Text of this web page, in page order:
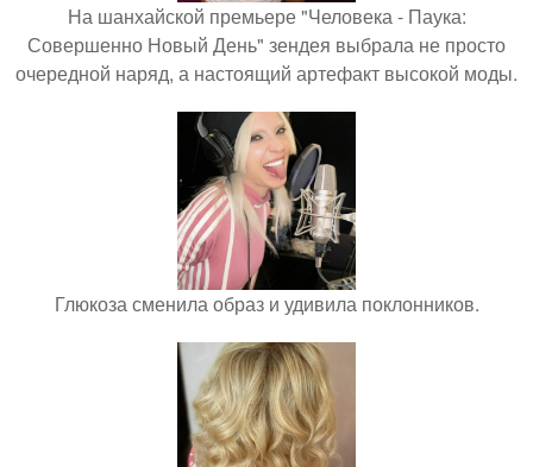
На шанхайской премьере "Человека - Паука:
Совершенно Новый День" зендея выбрала не просто
очередной наряд, а настоящий артефакт высокой моды.
Глюкоза сменила образ и удивила поклонников.